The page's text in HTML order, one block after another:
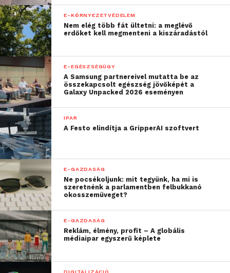
Mialatt Magyarország csökkenő munkanélküliségi
mutatója fontos eredmény, a Tanács tagvállalatai
egyöntetűen érzik a képzett munkaerő hiányát. Az
oktatás átalakítására tett javaslatain felül ezért a
tanács kitér az alulfoglalkoztatott rétegek – a
gyermeket nevelő nők, a fogyatékkal élők és az
idősebbek – bevonására a munkaerő piacra.
Az „Okos Magyarország” megteremtéséhez az
elektronikus állami ügyintézés minél több területre
történő bevezetésére van szükség. Ez gyökeresen
alakítja át és teszi hatékonyabbá az állampolgárok és
E-KÖRNYEZETVÉDELEM
Nem elég több fát ültetni: a meglévő
erdőket kell megmenteni a kiszáradástól
E-EGÉSZSÉGÜGY
A Samsung partnereivel mutatta be az
összekapcsolt egészség jövőképét a
Galaxy Unpacked 2026 eseményen
IPAR
A Festo elindítja a GripperAI szoftvert
E-GAZDASÁG
Ne pocsékoljunk: mit tegyünk, ha mi is
szeretnénk a parlamentben felbukkanó
okosszemüveget?
E-GAZDASÁG
Reklám, élmény, profit – A globális
médiaipar egyszerű képlete
DIGITALIZÁCIÓ